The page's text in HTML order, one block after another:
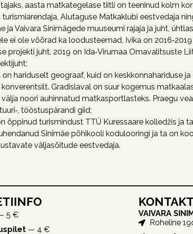
aasta matkategelase tiitli on teeninud kolm
Alutaguse Matkaklubi eestvedaja
ja Vaivara Sinimägede muuseumi rajaja ja juht,
ei ole võõrad ka loodusteemad, Ivika on
projekti juht. 2019 on Ida‑Virumaa Omavalitsuste
on hariduselt geograaf, kuid on keskkonnahariduse
Gradislaval on suur kogemus
noori auhinnatud matkasportlasteks. Praegu
tööstuspärandi giid;
õppinud turismindust TTÜ Kuressaare kolledžis ja
Sinimäe põhikooli kodulooringi ja ta on
väljasõitude eestvedaja.
5 €
— 4 €
VAIVARA
Roheline